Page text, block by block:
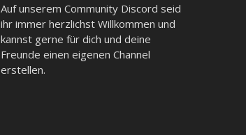
Auf unserem Community Discord seid
ihr immer herzlichst Willkommen und
kannst gerne für dich und deine
Freunde einen eigenen Channel
erstellen.